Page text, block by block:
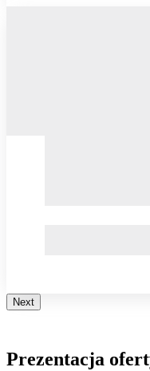
Next
Prezentacja